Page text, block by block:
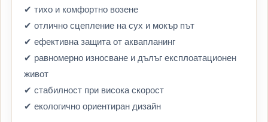
✔ тихо и комфортно возене
✔ отлично сцепление на сух и мокър път
✔ ефективна защита от аквапланинг
✔ равномерно износване и дълъг експлоатационен
живот
✔ стабилност при висока скорост
✔ екологично ориентиран дизайн